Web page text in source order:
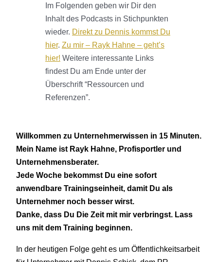
Im Folgenden geben wir Dir den
Inhalt des Podcasts in Stichpunkten
wieder. Direkt zu Dennis kommst Du
hier. Zu mir – Rayk Hahne – geht’s
hier! Weitere interessante Links
findest Du am Ende unter der
Überschrift “Ressourcen und
Referenzen”.
Willkommen zu Unternehmerwissen in 15 Minuten.
Mein Name ist Rayk Hahne, Profisportler und
Unternehmensberater.
Jede Woche bekommst Du eine sofort
anwendbare Trainingseinheit, damit Du als
Unternehmer noch besser wirst.
Danke, dass Du Die Zeit mit mir verbringst. Lass
uns mit dem Training beginnen.
In der heutigen Folge geht es um Öffentlichkeitsarbeit